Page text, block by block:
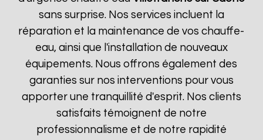
sans surprise. Nos services incluent la
réparation et la maintenance de vos chauffe-
eau, ainsi que l'installation de nouveaux
équipements. Nous offrons également des
garanties sur nos interventions pour vous
apporter une tranquillité d'esprit. Nos clients
satisfaits témoignent de notre
professionnalisme et de notre rapidité